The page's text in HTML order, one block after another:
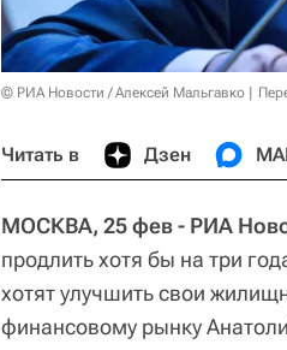
© РИА Новости / Алексей Мальгавко
Читать в Дзен
МОСКВА, 25 фев - РИА
продлить хотя бы на три
хотят улучшить свои
финансовому рынку